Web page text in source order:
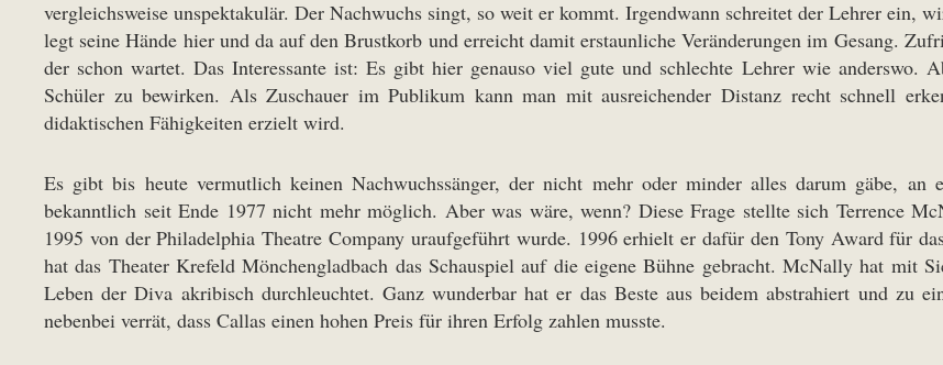
vergleichsweise unspektakulär. Der Nachwuchs singt, so weit er kommt. Irgendwann schreitet der Lehrer ein,
legt seine Hände hier und da auf den Brustkorb und erreicht damit erstaunliche Veränderungen im Gesang.
der schon wartet. Das Interessante ist: Es gibt hier genauso viel gute und schlechte Lehrer wie anderswo.
Schüler zu bewirken. Als Zuschauer im Publikum kann man mit ausreichender Distanz recht schnell
didaktischen Fähigkeiten erzielt wird.
Es gibt bis heute vermutlich keinen Nachwuchssänger, der nicht mehr oder minder alles darum gäbe,
bekanntlich seit Ende 1977 nicht mehr möglich. Aber was wäre, wenn? Diese Frage stellte sich Terrence
1995 von der Philadelphia Theatre Company uraufgeführt wurde. 1996 erhielt er dafür den Tony Award für
hat das Theater Krefeld Mönchengladbach das Schauspiel auf die eigene Bühne gebracht. McNally hat mit
Leben der Diva akribisch durchleuchtet. Ganz wunderbar hat er das Beste aus beidem abstrahiert und zu
nebenbei verrät, dass Callas einen hohen Preis für ihren Erfolg zahlen musste.